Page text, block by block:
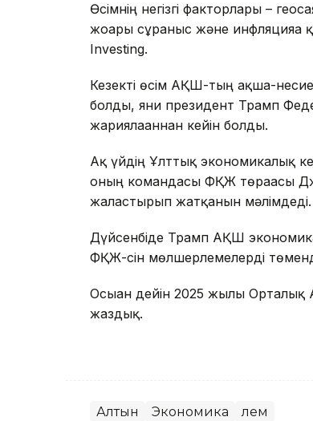
Өсімнің негізгі факторлары –
жоғары сұраныс және
Investing.
Кезекті өсім АҚШ-тың ақша-
болды, яғни президент Трамп
жариялағаннан кейін болды.
Ақ үйдің Ұлттық экономикалық
оның командасы ФҚЖ төрағасы
жалғастырып жатқанын мәлімдеді.
Дүйсенбіде Трамп АҚШ
ФҚЖ-сін мөлшерлемелерді
Осыған дейін 2025 жылы
жаздық.
Алтын Экономика Әлем